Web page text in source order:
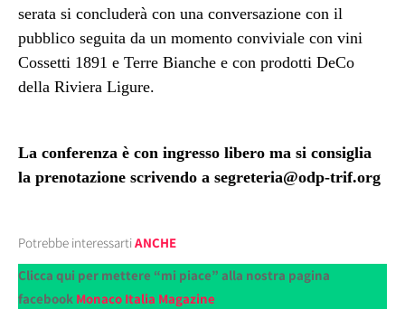
serata si concluderà con una conversazione con il
pubblico seguita da un momento conviviale con vini
Cossetti 1891 e Terre Bianche e con prodotti DeCo
della Riviera Ligure.
La conferenza è con ingresso libero ma si consiglia
la prenotazione scrivendo a segreteria@odp-trif.org
Potrebbe interessartiANCHE
Clicca qui per mettere “mi piace” alla nostra pagina
facebook Monaco Italia Magazine